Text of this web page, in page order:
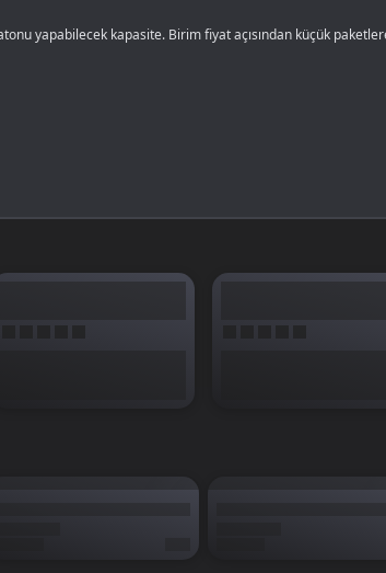
yapabilecek kapasite. Birim fiyat açısından küçük